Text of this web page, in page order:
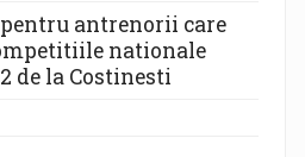
antrenorii care
nationale
de la Costinesti